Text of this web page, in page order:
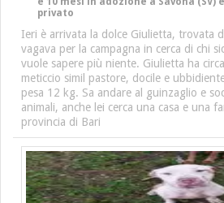
privato
Ieri è arrivata la dolce Giulietta, trovata
vagava per la campagna in cerca di chi
vuole sapere più niente. Giulietta ha
meticcio simil pastore, docile e
pesa 12 kg. Sa andare al guinzaglio e
animali, anche lei cerca una casa e una
provincia di Bari